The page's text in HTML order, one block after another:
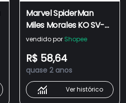
Marvel SpiderMan
Miles Morales KO SV-
Action Peter B Parker
De Ferro Mudança De
Cara Anime Articulado
Ação Figura Modelo
Bonecos
vendido por Shopee
R$ 58,64
quase 2 anos
Ver histórico